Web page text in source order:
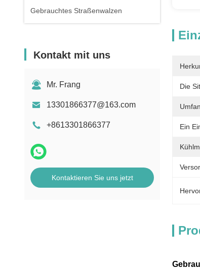
Gebrauchtes Straßenwalzen
Kontakt mit uns
Mr. Frang
13301866377@163.com
+8613301866377
Kontaktieren Sie uns jetzt
Die
Ein